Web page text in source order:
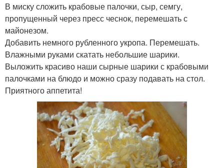
В миску сложить крабовые палочки, сыр, семгу,
пропущенный через пресс чеснок, перемешать с
майонезом.
Добавить немного рубленного укропа. Перемешать.
Влажными руками скатать небольшие шарики.
Выложить красиво наши сырные шарики с крабовыми
палочками на блюдо и можно сразу подавать на стол.
Приятного аппетита!